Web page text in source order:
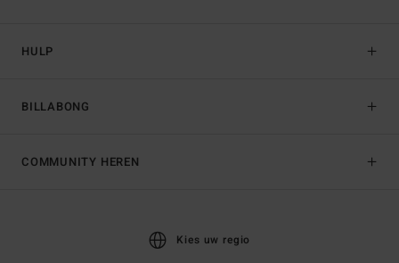
HULP
BILLABONG
COMMUNITY HEREN
Kies uw regio